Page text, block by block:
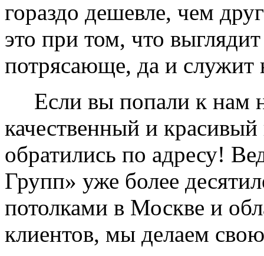
гораздо дешевле, чем
это при том, что
потрясающе, да и служит
Если вы попали к нам
качественный и
обратились по адресу!
Групп» уже более
потолками в Москве и
клиентов, мы делаем